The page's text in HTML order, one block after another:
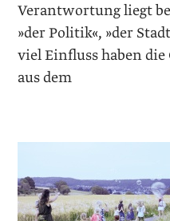
Verantwortung liegt
»der Politik«, »der
viel Einfluss haben
aus dem